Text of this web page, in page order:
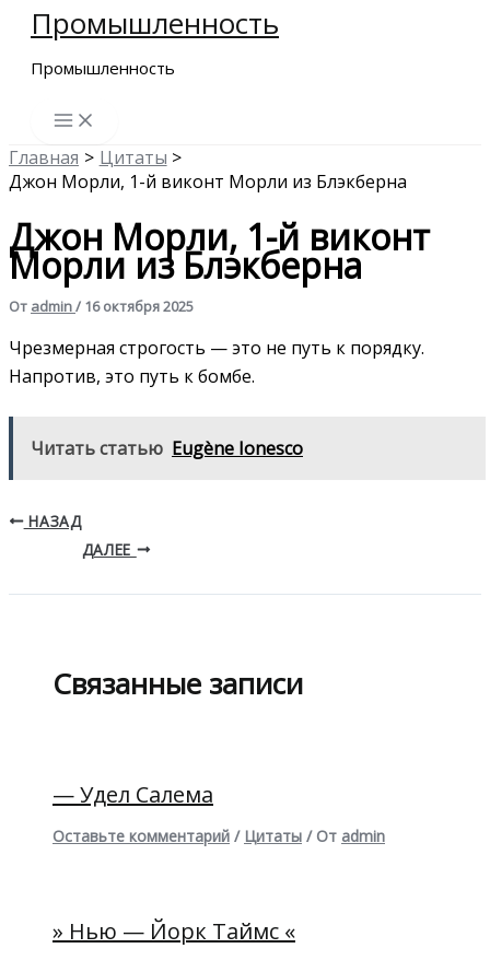
Перейти
содержимому
Промышленность
Промышленность
Главная
Цитаты
Джон Морли, 1-й виконт Морли из Блэкберна
Джон Морли, 1-й виконт
Морли из Блэкберна
От admin/ 16 октября 2025
Чрезмерная строгость — это не путь к порядку.
Напротив, это путь к бомбе.
Читать статью Eugène Ionesco
НАЗАД
ДАЛЕЕ
Связанные записи
— Удел Салема
Оставьте комментарий / Цитаты / От admin
» Нью — Йорк Таймс «